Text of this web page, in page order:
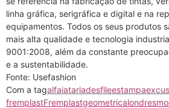
linha gráfica, serigráfica e digital e na
equipamentos. Todos os seus produtos
mais alta qualidade e tecnologia
9001:2008, além da constante
e a sustentabilidade.
Fonte: Usefashion
Com a tagalfaiatariadesfileestampa
fremplastFremplastgeometricalondres